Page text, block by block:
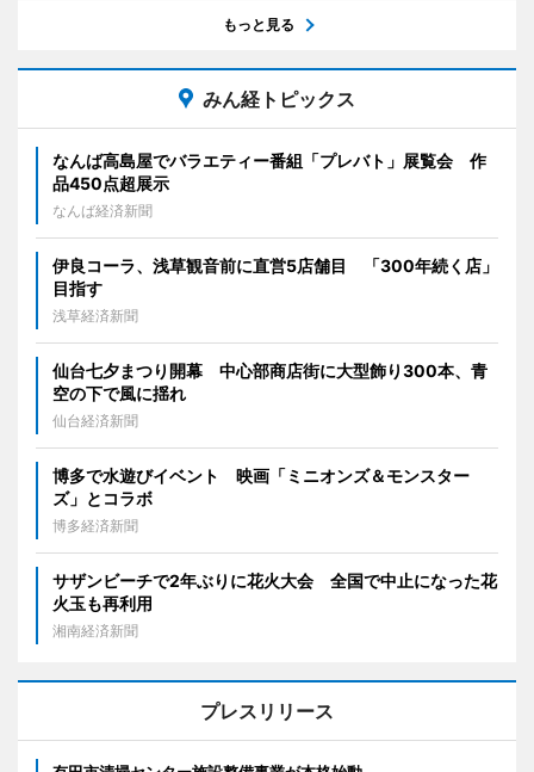
もっと見る
みん経トピックス
なんば高島屋でバラエティー番組「プレバト」展覧会 作
品450点超展示
なんば経済新聞
伊良コーラ、浅草観音前に直営5店舗目 「300年続く店」
目指す
浅草経済新聞
仙台七夕まつり開幕 中心部商店街に大型飾り300本、青
空の下で風に揺れ
仙台経済新聞
博多で水遊びイベント 映画「ミニオンズ＆モンスター
ズ」とコラボ
博多経済新聞
サザンビーチで2年ぶりに花火大会 全国で中止になった花
火玉も再利用
湘南経済新聞
プレスリリース